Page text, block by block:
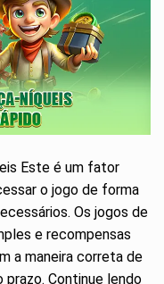
Este é um fator
o jogo de forma
Os jogos de
e recompensas
a maneira correta de
prazo. Continue lendo